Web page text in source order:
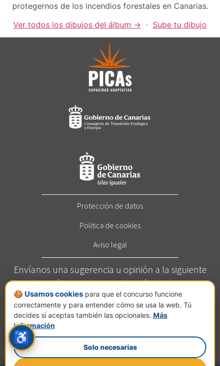
protegernos de los incendios forestales en Canarias.
Ver todos los dibujos del álbum → · Sube tu dibujo
Protección de datos
Política de cookies
Aviso legal
Envíanos una sugerencia u opinión a la siguiente
dirección:concurso@elcortafuegos.com
Llámanos al822 272 209 (Horario: Este servicio está
disponible de lunes a viernes de 7 a 14 horas).
Calle Jesús Hernández Guzmán, nº 2, planta C, Pol.
Ind. El Mayorazgo, 38110 Santa Cruz de Tenerife.
♿
🍪 Usamos cookies para que el concurso funcione
correctamente y para entender cómo se usa la web. Tú
decides si aceptas también las opcionales. Más
información
Solo necesarias